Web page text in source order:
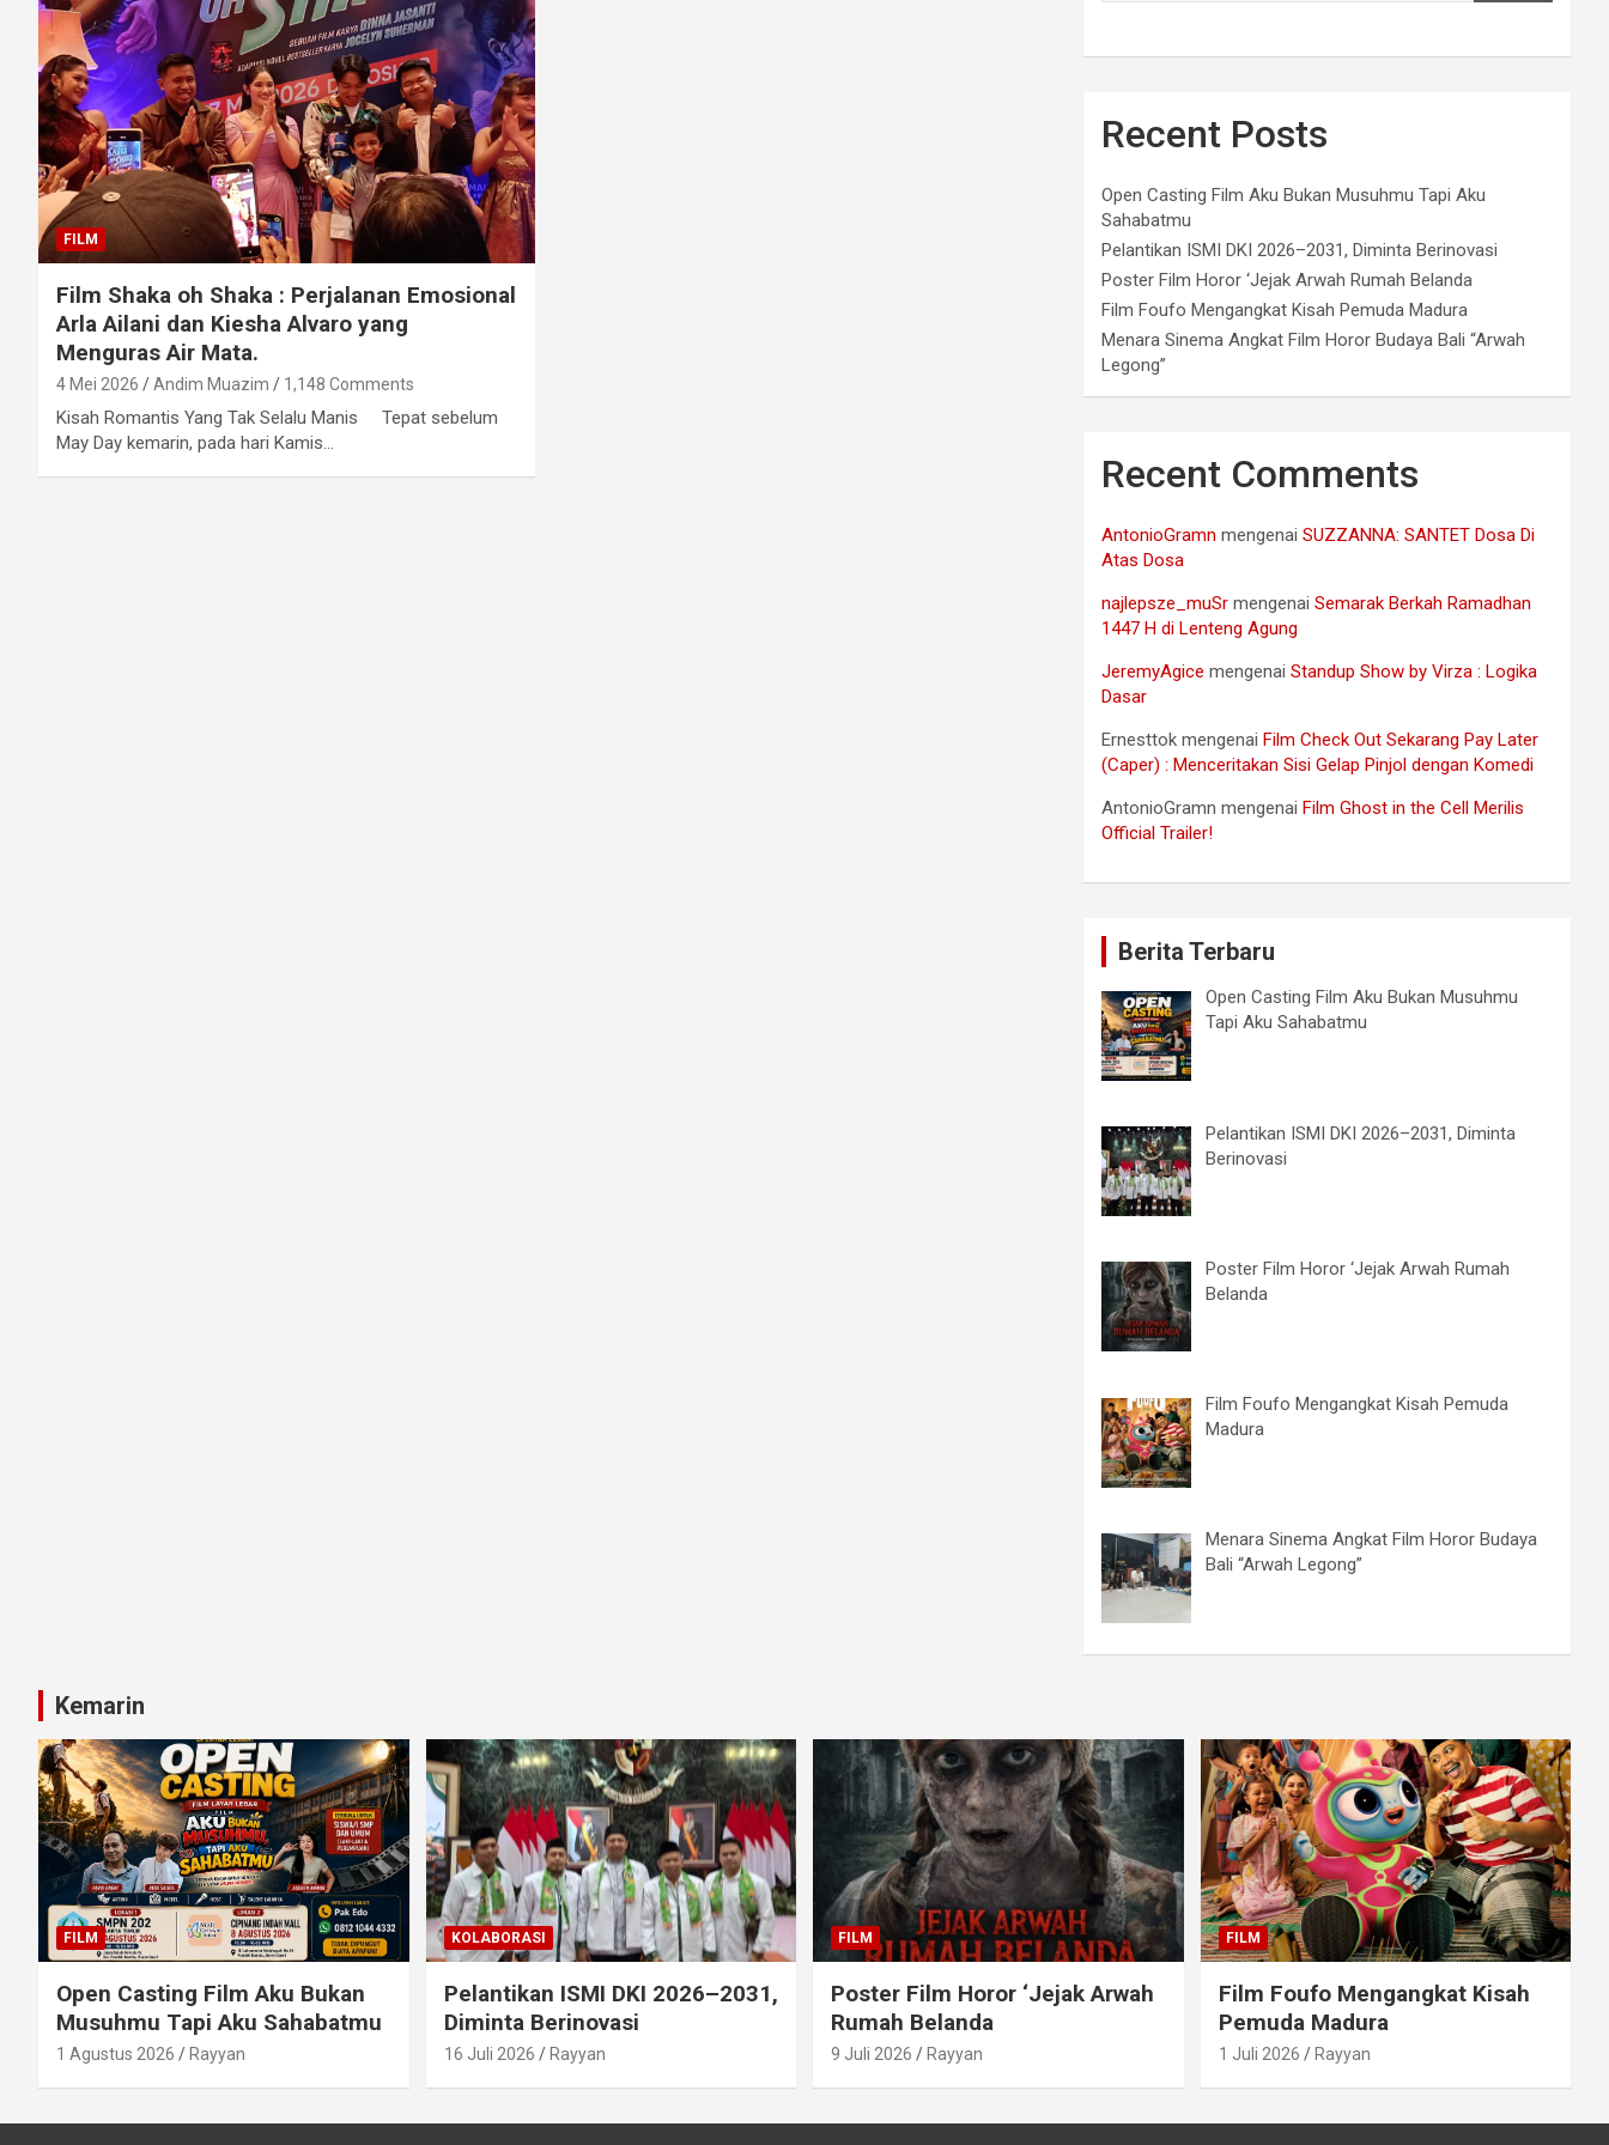
FILM
Film Shaka oh Shaka : Perjalanan Emosional
Arla Ailani dan Kiesha Alvaro yang
Menguras Air Mata.
4 Mei 2026 Andim Muazim 1,148 Comments
Kisah Romantis Yang Tak Selalu Manis Tepat sebelum
May Day kemarin, pada hari Kamis…
Recent Posts
Open Casting Film Aku Bukan Musuhmu Tapi Aku
Sahabatmu
Pelantikan ISMI DKI 2026–2031, Diminta Berinovasi
Poster Film Horor ‘Jejak Arwah Rumah Belanda
Film Foufo Mengangkat Kisah Pemuda Madura
Menara Sinema Angkat Film Horor Budaya Bali “Arwah
Legong”
Recent Comments
AntonioGramn mengenaiSUZZANNA: SANTET Dosa Di
Atas Dosa
najlepsze_muSr mengenaiSemarak Berkah Ramadhan
1447 H di Lenteng Agung
JeremyAgice mengenaiStandup Show by Virza : Logika
Dasar
Ernesttok mengenai Film Check Out Sekarang Pay Later
(Caper) : Menceritakan Sisi Gelap Pinjol dengan Komedi
AntonioGramn mengenai Film Ghost in the Cell Merilis
Official Trailer!
Berita Terbaru
Open Casting Film Aku Bukan Musuhmu
Tapi Aku Sahabatmu
Pelantikan ISMI DKI 2026–2031, Diminta
Berinovasi
Poster Film Horor ‘Jejak Arwah Rumah
Belanda
Film Foufo Mengangkat Kisah Pemuda
Madura
Menara Sinema Angkat Film Horor Budaya
Bali “Arwah Legong”
Kemarin
FILM
Open Casting Film Aku Bukan
Musuhmu Tapi Aku Sahabatmu
1 Agustus 2026 Rayyan
KOLABORASI
Pelantikan ISMI DKI 2026–2031,
Diminta Berinovasi
16 Juli 2026 Rayyan
FILM
Poster Film Horor ‘Jejak Arwah
Rumah Belanda
9 Juli 2026 Rayyan
FILM
Film Foufo Mengangkat Kisah
Pemuda Madura
1 Juli 2026 Rayyan